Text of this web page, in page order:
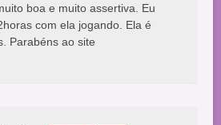
boa e muito assertiva. Eu
com ela jogando. Ela é
Parabéns ao site